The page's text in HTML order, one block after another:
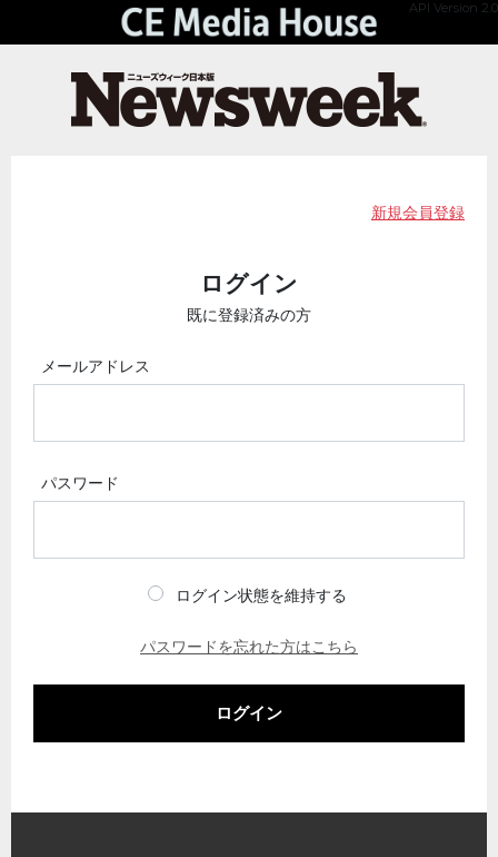
API Version 2.0
新規会員登録
ログイン
既に登録済みの方
メールアドレス
パスワード
ログイン状態を維持する
パスワードを忘れた方はこちら
ログイン